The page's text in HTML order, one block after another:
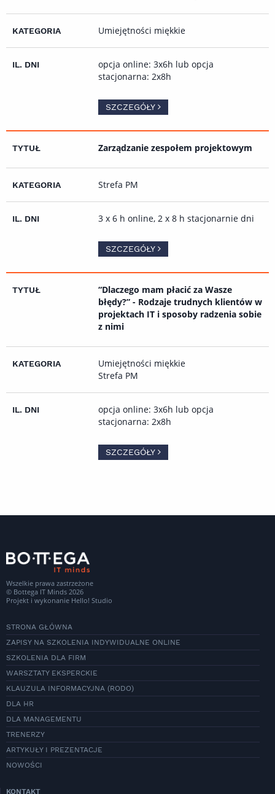
Umiejętności miękkie
opcja online: 3x6h lub opcja
stacjonarna: 2x8h
SZCZEGÓŁY
Zarządzanie zespołem projektowym
Strefa PM
3 x 6 h online, 2 x 8 h stacjonarnie dni
SZCZEGÓŁY
“Dlaczego mam płacić za Wasze
błędy?” - Rodzaje trudnych klientów w
projektach IT i sposoby radzenia sobie
z nimi
Umiejętności miękkie
Strefa PM
opcja online: 3x6h lub opcja
stacjonarna: 2x8h
SZCZEGÓŁY
Wszelkie prawa zastrzeżone
© Bottega IT Minds 2026
Projekt i wykonanie Hello! Studio
STRONA GŁÓWNA
ZAPISY NA SZKOLENIA INDYWIDUALNE ONLINE
SZKOLENIA DLA FIRM
WARSZTATY EKSPERCKIE
KLAUZULA INFORMACYJNA (RODO)
DLA HR
DLA MANAGEMENTU
TRENERZY
ARTYKUŁY I PREZENTACJE
NOWOŚCI
KONTAKT